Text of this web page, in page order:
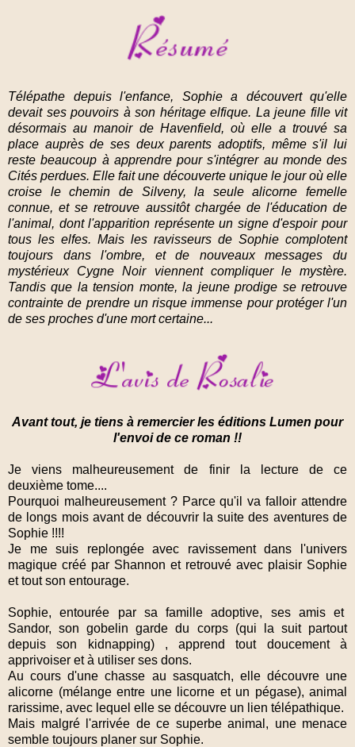
Télépathe depuis l'enfance, Sophie a découvert qu'elle
devait ses pouvoirs à son héritage elfique. La jeune fille vit
désormais au manoir de Havenfield, où elle a trouvé sa
place auprès de ses deux parents adoptifs, même s'il lui
reste beaucoup à apprendre pour s'intégrer au monde des
Cités perdues. Elle fait une découverte unique le jour où elle
croise le chemin de Silveny, la seule alicorne femelle
connue, et se retrouve aussitôt chargée de l'éducation de
l'animal, dont l'apparition représente un signe d'espoir pour
tous les elfes. Mais les ravisseurs de Sophie complotent
toujours dans l'ombre, et de nouveaux messages du
mystérieux Cygne Noir viennent compliquer le mystère.
Tandis que la tension monte, la jeune prodige se retrouve
contrainte de prendre un risque immense pour protéger l'un
de ses proches d'une mort certaine...
Avant tout, je tiens à remercier les éditions Lumen pour
l'envoi de ce roman !!
Je viens malheureusement de finir la lecture de ce
deuxième tome....
Pourquoi malheureusement ? Parce qu'il va falloir attendre
de longs mois avant de découvrir la suite des aventures de
Sophie !!!!
Je me suis replongée avec ravissement dans l'univers
magique créé par Shannon et retrouvé avec plaisir Sophie
et tout son entourage.
Sophie, entourée par sa famille adoptive, ses amis et
Sandor, son gobelin garde du corps (qui la suit partout
depuis son kidnapping) , apprend tout doucement à
apprivoiser et à utiliser ses dons.
Au cours d'une chasse au sasquatch, elle découvre une
alicorne (mélange entre une licorne et un pégase), animal
rarissime, avec lequel elle se découvre un lien télépathique.
Mais malgré l'arrivée de ce superbe animal, une menace
semble toujours planer sur Sophie.